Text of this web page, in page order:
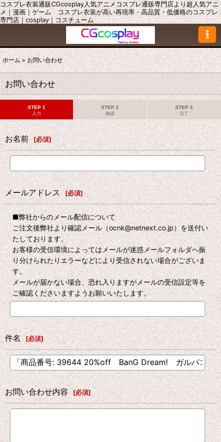
コスプレ衣装通販CGcosplay人気アニメコスプレ通販専門店より超人気アニ
メ｜漫画｜ゲーム コスプレ衣装が高い再現率・高品質・低価格のコスプレ
専門店｜cosplay｜コスチューム
ホーム > お問い合わせ
お問い合わせ
STEP 1
入力
STEP 2
確認
STEP 3
完了
お名前 [必須]
メールアドレス [必須]
■弊社からのメール配信について
ご注文後弊社より確認メール（ocnk@netnext.co.jp）を送付い
たしております。
お客様の受信環境によってはメールが迷惑メールフォルダへ振
り分けられたりエラーなどにより受信されない場合がございま
す。
メールが届かない場合、恐れ入りますがメールの受信設定等を
ご確認くださいますようお願いいたします。
件名 [必須]
お問い合わせ内容 [必須]